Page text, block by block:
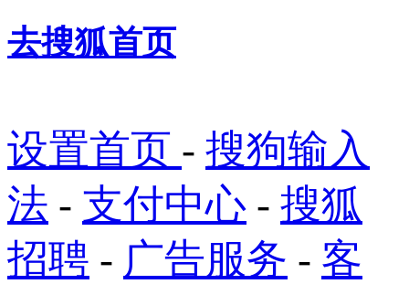
去搜狐首页
设置首页 - 搜狗输入
法 - 支付中心 - 搜狐
招聘 - 广告服务 - 客